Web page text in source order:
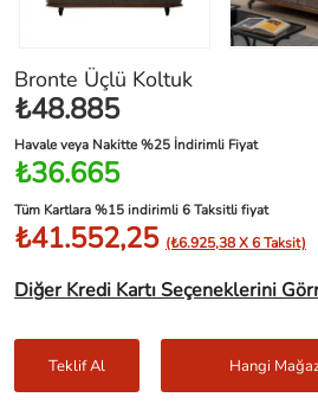
Bronte Üçlü Koltuk
₺48.885
Havale veya Nakitte %25 İndirimli Fiyat
₺36.665
Tüm Kartlara %15 indirimli 6 Taksitli fiyat
₺41.552,25 (₺6.925,38 X 6 Taksit)
Diğer Kredi Kartı Seçeneklerini
Teklif Al Hangi